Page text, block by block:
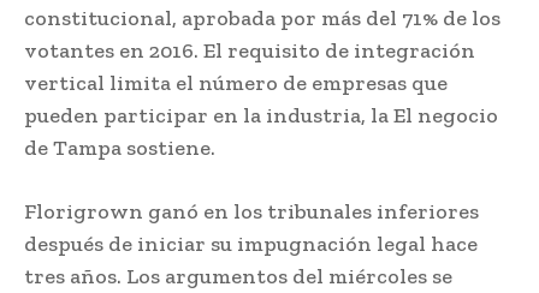
constitucional, aprobada por más del 71% de los
votantes en 2016. El requisito de integración
vertical limita el número de empresas que
pueden participar en la industria, la El negocio
de Tampa sostiene.
Florigrown ganó en los tribunales inferiores
después de iniciar su impugnación legal hace
tres años. Los argumentos del miércoles se